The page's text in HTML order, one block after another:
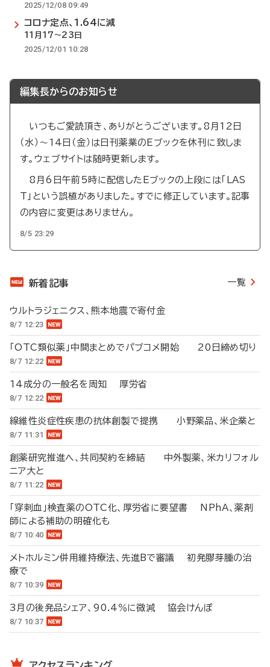
2025/12/08 09:49
コロナ定点、1.64に減
11月17～23日
2025/12/01 10:28
編集長からのお知らせ
いつもご愛読頂き、ありがとうございます。8月12日
（水）～14日（金）は日刊薬業のEブックを休刊に致しま
す。ウェブサイトは随時更新します。
8月6日午前5時に配信したEブックの上段には「LAS
T」という誤植がありました。すでに修正しています。記事
の内容に変更はありません。
8/5 23:29
新着記事 一覧
ウルトラジェニクス、熊本地震で寄付金
8/7 12:23
「OTC類似薬」中間まとめでパブコメ開始 20日締め切り
8/7 12:22
14成分の一般名を周知 厚労省
8/7 12:22
線維性炎症性疾患の抗体創製で提携 小野薬品、米企業と
8/7 11:31
創薬研究推進へ、共同契約を締結 中外製薬、米カリフォル
ニア大と
8/7 11:22
「穿刺血」検査薬のOTC化、厚労省に要望書 NPhA、薬剤
師による補助の明確化も
8/7 10:40
メトホルミン併用維持療法、先進Bで審議 初発膠芽腫の治
療で
8/7 10:39
3月の後発品シェア、90.4％に微減 協会けんぽ
8/7 10:37